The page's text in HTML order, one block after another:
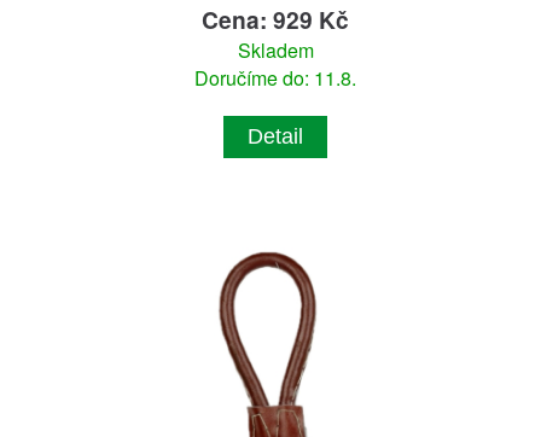
Cena: 929 Kč
Skladem
Doručíme do: 11.8.
Detail